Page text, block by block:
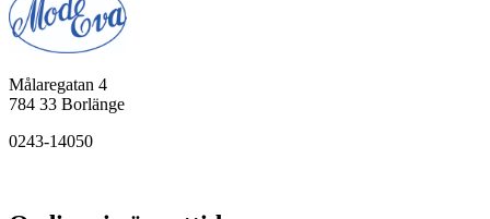
Målaregatan 4
784 33 Borlänge
0243-14050